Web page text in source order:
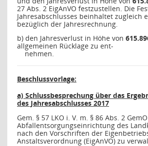
27 Abs. 2 EigAnVO festzustellen. Die
Jahresabschlusses beinhaltet zugleich
bezüglich der Jahresrechnung.
b) den Jahresverlust in Höhe von
allgemeinen Rücklage zu ent-
nehmen.
Beschlussvorlage:
a) Schlussbesprechung über das
des Jahresabschlusses 2017
Gem. § 57 LKO i. V. m. § 86 Abs. 2
Abfallentsorgungseinrichtung des
nach den Vorschriften der
Anstaltsverordnung (EigAnVO) zu